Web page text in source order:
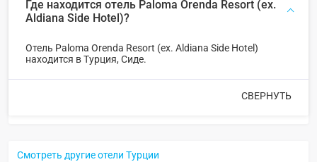
Где находится отель Paloma Orenda Resort (ex.
Aldiana Side Hotel)?
Отель Paloma Orenda Resort (ex. Aldiana Side Hotel)
находится в Турция, Сиде.
СВЕРНУТЬ
Смотреть другие отели Турции